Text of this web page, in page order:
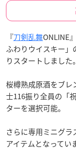
『刀剣乱舞ONLINE
ふわりウイスキー」
りスタートしました。
桜樽熟成原酒をブレ
士116振り全員の「
ターを選択可能。
さらに専用ミニグ
アイテムとなってい